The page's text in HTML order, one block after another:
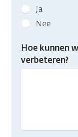
Geef
kanker.nl
feedback:
Heb
gevonden
Ja
Nee
Hoe kunnen
verbeteren?